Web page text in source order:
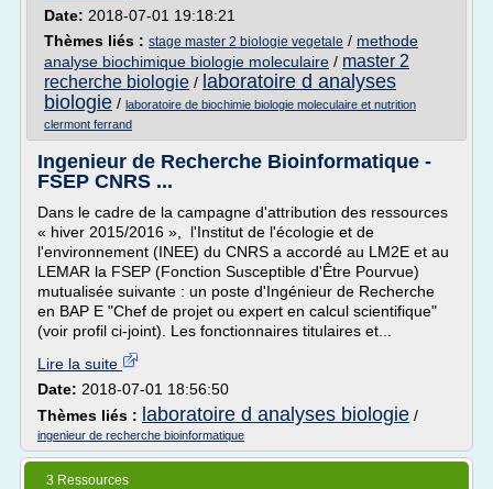
Date: 2018-07-01 19:18:21
Thèmes liés : stage master 2 biologie vegetale / methode
analyse biochimique biologie moleculaire / master 2
recherche biologie / laboratoire d analyses
biologie / laboratoire de biochimie biologie moleculaire et nutrition
clermont ferrand
Ingenieur de Recherche Bioinformatique -
FSEP CNRS ...
Dans le cadre de la campagne d'attribution des ressources
« hiver 2015/2016 », l'Institut de l'écologie et de
l'environnement (INEE) du CNRS a accordé au LM2E et au
LEMAR la FSEP (Fonction Susceptible d'Être Pourvue)
mutualisée suivante : un poste d'Ingénieur de Recherche
en BAP E "Chef de projet ou expert en calcul scientifique"
(voir profil ci-joint). Les fonctionnaires titulaires et...
Lire la suite
Date: 2018-07-01 18:56:50
Thèmes liés : laboratoire d analyses biologie /
ingenieur de recherche bioinformatique
3 Ressources